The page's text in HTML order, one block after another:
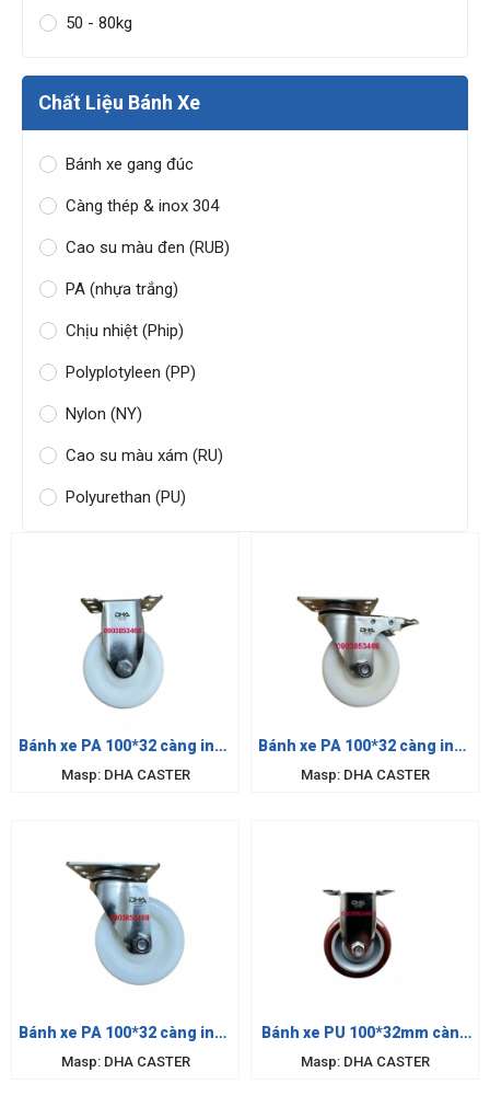
50 - 80kg
Chất Liệu Bánh Xe
Bánh xe gang đúc
Càng thép & inox 304
Cao su màu đen (RUB)
PA (nhựa trắng)
Chịu nhiệt (Phip)
Polyplotyleen (PP)
Nylon (NY)
Cao su màu xám (RU)
Polyurethan (PU)
Bánh xe PA 100*32 càng inox
Masp: DHA CASTER
Bánh xe PA 100*32 càng inox
Masp: DHA CASTER
Bánh xe PA 100*32 càng inox
Masp: DHA CASTER
Bánh xe PU 100*32mm càng
Masp: DHA CASTER